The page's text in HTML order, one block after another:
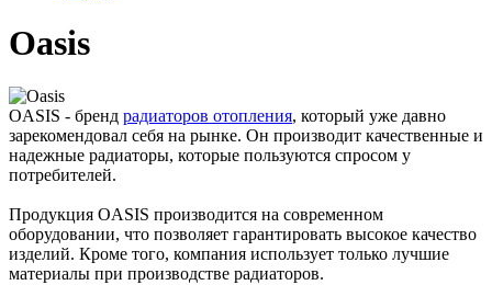
Oasis
OASIS - бренд радиаторов отопления, который уже давно
зарекомендовал себя на рынке. Он производит качественные и
надежные радиаторы, которые пользуются спросом у
потребителей.
Продукция OASIS производится на современном
оборудовании, что позволяет гарантировать высокое качество
изделий. Кроме того, компания использует только лучшие
материалы при производстве радиаторов.